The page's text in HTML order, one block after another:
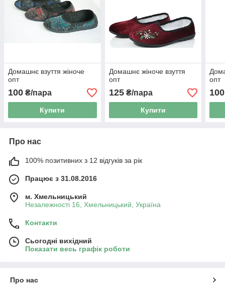
Домашнє взуття жіноче
опт
100 ₴/пара
Купити
Домашнє жіноче взуття
опт
125₴/пара
Купити
опт
100
Про нас
100% позитивних з 12 відгуків за рік
Працює з 31.08.2016
м. Хмельницький
Незалежності 16, Хмельницький, Україна
Контакти
Сьогодні вихідний
Показати весь графік роботи
Про нас